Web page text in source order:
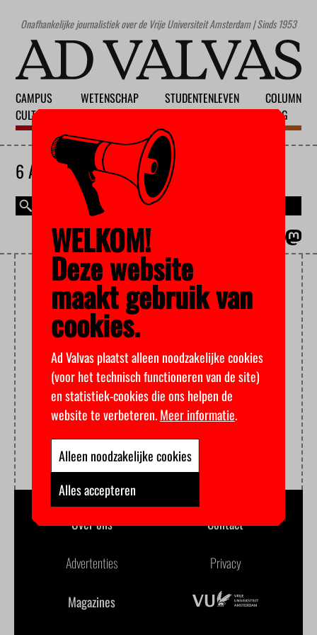
Onafhankelijke journalistiek over de Vrije Universiteit Amsterdam | Sinds 1953
CAMPUS
CULTUUR
WETENSCHAP
STUDENTENLEVEN
COLUMN
BLOG
6 AUGUSTUS 2026
SCIENCE ON STAGE
Over ons Contact
Advertenties Privacy
Magazines
WELKOM!
Deze website
maakt gebruik van
cookies.
Ad Valvas plaatst alleen noodzakelijke cookies
(voor het technisch functioneren van de site)
en statistiek-cookies die ons helpen de
website te verbeteren.Meer informatie.
Alleen noodzakelijke cookies
Alles accepteren